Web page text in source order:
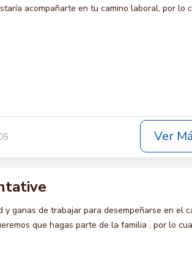
acompañarte en tu camino laboral, por lo
Ver
ganas de trabajar para desempeñarse en el
que hagas parte de la familia , por lo